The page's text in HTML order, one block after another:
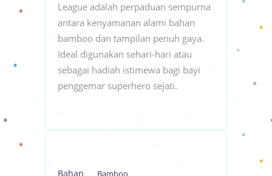
League adalah perpaduan sempurna
antara kenyamanan alami bahan
bamboo dan tampilan penuh gaya.
Ideal digunakan sehari-hari atau
sebagai hadiah istimewa bagi bayi
penggemar superhero sejati.
Bahan Bamboo